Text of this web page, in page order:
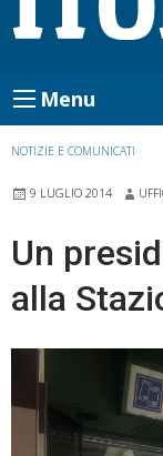
Menu
NOTIZIE E COMUNICATI
9 LUGLIO 2014
Un
alla